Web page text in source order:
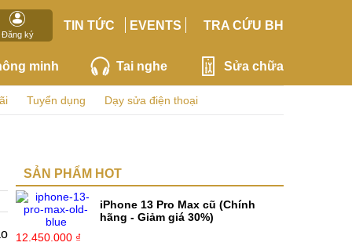
Đăng ký
TIN TỨC EVENTS TRA CỨU BH
minh Tai nghe Sửa chữa
Tuyển dụng Dạy sửa điện thoại
SẢN PHẨM HOT
iPhone 13 Pro Max cũ (Chính
hãng - Giảm giá 30%)
12.450.000 ₫